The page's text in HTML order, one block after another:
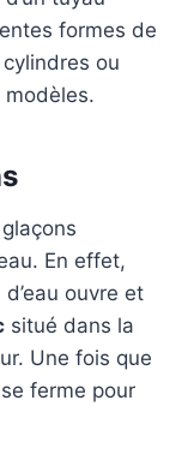
formes de
ou
modèles.
En effet,
ouvre et
situé dans la
Une fois que
ferme pour